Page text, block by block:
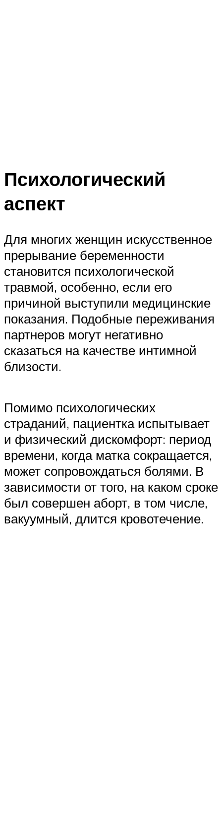
Психологический
аспект
Для многих женщин искусственное
прерывание беременности
становится психологической
травмой, особенно, если его
причиной выступили медицинские
показания. Подобные переживания
партнеров могут негативно
сказаться на качестве интимной
близости.
Помимо психологических
страданий, пациентка испытывает
и физический дискомфорт: период
времени, когда матка сокращается,
может сопровождаться болями. В
зависимости от того, на каком сроке
был совершен аборт, в том числе,
вакуумный, длится кровотечение.